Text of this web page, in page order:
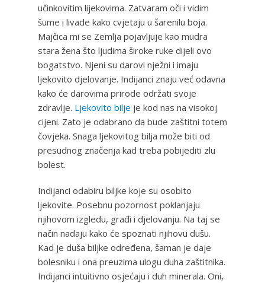
učinkovitim lijekovima. Zatvaram oči i vidim
šume i livade kako cvjetaju u šarenilu boja.
Majčica mi se Zemlja pojavljuje kao mudra
stara žena što ljudima široke ruke dijeli ovo
bogatstvo. Njeni su darovi nježni i imaju
ljekovito djelovanje. Indijanci znaju već odavna
kako će darovima prirode održati svoje
zdravlje. Ljekovito bilje je kod nas na visokoj
cijeni. Zato je odabrano da bude zaštitni totem
čovjeka. Snaga ljekovitog bilja može biti od
presudnog značenja kad treba pobijediti zlu
bolest.
Indijanci odabiru biljke koje su osobito
ljekovite. Posebnu pozornost poklanjaju
njihovom izgledu, građi i djelovanju. Na taj se
način nadaju kako će spoznati njihovu dušu.
Kad je duša biljke određena, šaman je daje
bolesniku i ona preuzima ulogu duha zaštitnika.
Indijanci intuitivno osjećaju i duh minerala. Oni,